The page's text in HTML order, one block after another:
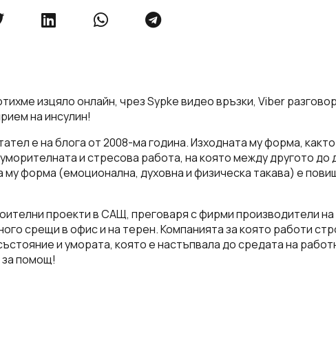
изцяло онлайн, чрез Sypke видео връзки, Viber
на инсулин!
е на блога от 2008-ма година. Изходната му форма,
и стресова работа, на която между другото до
форма (емоционална, духовна и физическа такава) е
проекти в САЩ, преговаря с фирми производители на
срещи в офис и на терен. Компанията за която работи
и умората, която е настъпвала до средата на
за помощ!